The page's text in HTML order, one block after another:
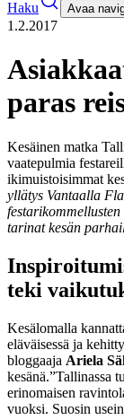
Haku Avaa
1.2.2017
paras
Kesäinen matka
vaatepulmia
ikimuistoisimmat
yllätys Vantaalla
tarinat kesän
teki
Kesälomalla
eläväisessä ja
bloggaaja Ariela
kesänä.”Tallinassa
erinomaisen
vuoksi. Suosin